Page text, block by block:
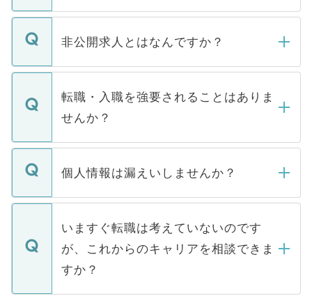
ご登録いただきましたら、弊社担当者がご
登録内容を確認し、その後メールもしくは
ます。通常、5営業日以内にはご連絡をせて
いただきますので、しばらくお待ちくださ
非公開求人とはなんですか？
マイナビDOCTORで取り扱っている求人の
うち約3割は、Webサイトからご覧いただ
けない「非公開求人」です。非公開求人は
下記の理由によって、一般には公開してい
ません。
■応募殺到を避けるため 人気のある医療機
関を公にしてしまうと、応募が殺到する場
に、医療機関が求める条件に合った人材の
みを人材紹介会社に依頼するケースが増え
ています。
転職・入職を強要されることはありま
せんか？
転職・入職を強要することは一切ありませ
ん。また、仮に応募先から内定をいただい
定を承諾する必要はありません。内定先へ
の辞退の連絡はキャリアパートナーが行い
個人情報は漏えいしませんか？
個人情報が漏えいすることはありませんの
で、ご安心ください。当サイトからの登録
などで収集したご登録者様の個人情報は、
ご本人のキャリアアップおよび転職活動の
支援を目的に使用いたします。お預かりし
いますぐ転職は考えていないのです
が、これからのキャリアを相談できま
すか？